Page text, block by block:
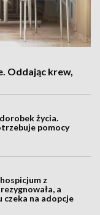
Oddając krew,
życia.
pomocy
z
a
czeka na adopcje